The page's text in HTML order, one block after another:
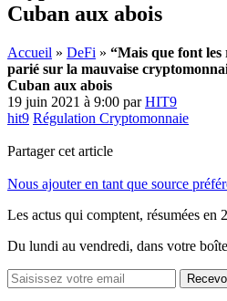
Cuban aux abois
Accueil » DeFi » “Mais que font
parié sur la mauvaise
Cuban aux abois
19 juin 2021 à 9:00 parHIT9
hit9 Régulation Cryptomonnaie
Partager cet article
Nous ajouter en tant que source
Les actus qui comptent, résumées en
Du lundi au vendredi, dans votre